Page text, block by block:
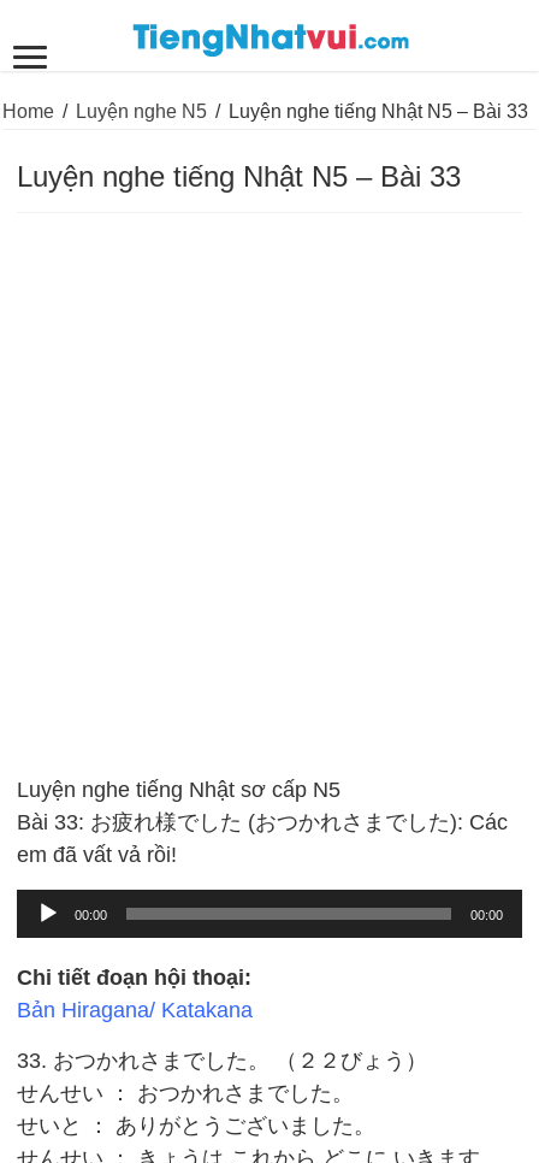
Home / Luyện nghe N5 / Luyện nghe tiếng Nhật N5 – Bài 33
Luyện nghe tiếng Nhật N5 – Bài 33
Luyện nghe tiếng Nhật sơ cấp N5
Bài 33: お疲れ様でした (おつかれさまでした): Các
em đã vất vả rồi!
Audio
Player
00:00 00:00
Chi tiết đoạn hội thoại:
Bản Hiragana/ Katakana
33. おつかれさまでした。 （２２びょう）
せんせい ： おつかれさまでした。
せいと ： ありがとうございました。
せんせい ： きょうは これから どこに いきます